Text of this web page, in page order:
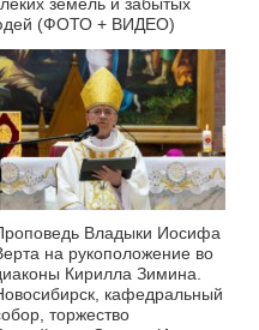
земель и забытых
(ФОТО + ВИДЕО)
Владыки Иосифа
на рукоположение во
Кирилла Зимина.
кафедральный
торжество